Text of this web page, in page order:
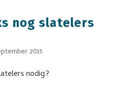
nog slatelers
2015